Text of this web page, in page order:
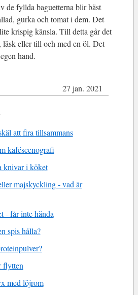
de fyllda baguetterna blir bäst
gurka och tomat i dem. Det
krispig känsla. Till detta går det
läsk eller till och med en öl. Det
hand.
27 jan. 2021
att fira tillsammans
kaféscenografi
knivar i köket
majskyckling - vad är
- får inte hända
spis hålla?
flytten
med löjrom